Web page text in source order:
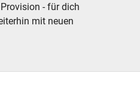
- für dich
mit neuen